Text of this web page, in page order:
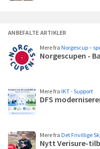
ANBEFALTE ARTIKLER
Mere fra Norgescup –
Norgescupen -
Mere fra IKT - Support
DFS
Mere fra Det Frivillige
Nytt Verisure-